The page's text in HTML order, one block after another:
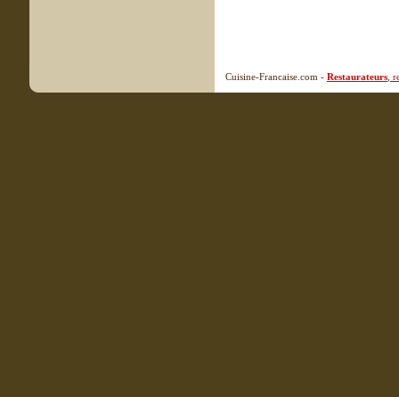
Cuisine-Francaise.com - Restaurateurs ,